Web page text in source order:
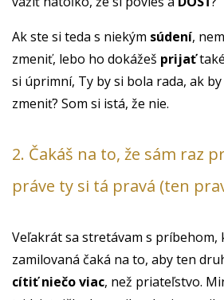
Ak ste si teda s niekým súdení,
zmeniť, lebo ho dokážeš prijať
si úprimní, Ty by si bola rada, ak
zmeniť? Som si istá, že nie.
2. Čakáš na to, že sám raz
práve ty si tá pravá (ten
Veľakrát sa stretávam s príbehom,
zamilovaná čaká na to, aby ten
cítiť niečo viac, než priateľstvo.